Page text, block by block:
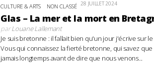
CULTURE & ARTS NON CLASSÉ 28 JUILLET 2024
Glas – La mer et la mort en
parLouane Lallemant
Je suis bretonne : il fallait bien qu'un jour j'écrive sur
Vous qui connaissez la fierté bretonne, qui savez
jamais longtemps avant de dire que nous venons...